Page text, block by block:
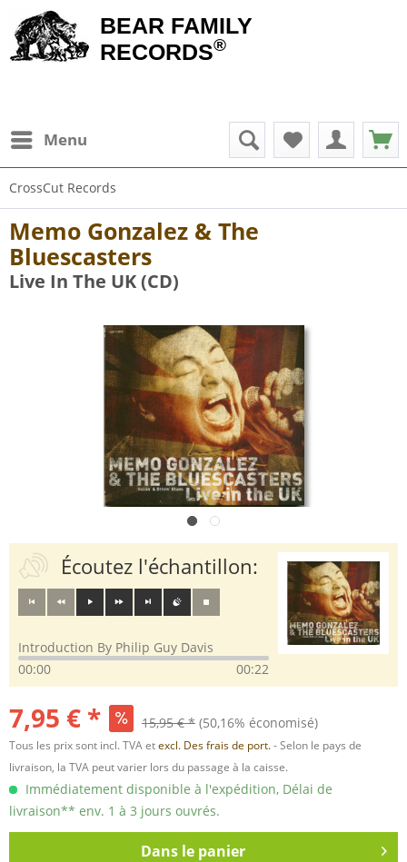
BEAR FAMILY
RECORDS®
Menu
CrossCut Records
Memo Gonzalez & The
Bluescasters
Live In The UK (CD)
Écoutez l'échantillon:
Introduction By Philip Guy Davis
00:00
00:22
7,95 € * 15,95 € * (50,16% économisé)
Tous les prix sont incl. TVA etexcl. Des frais de port.- Selon le pays de
livraison, la TVA peut varier lors du passage à la caisse.
Immédiatement disponible à l'expédition, Délai de
livraison** env. 1 à 3 jours ouvrés.
Dans le panier